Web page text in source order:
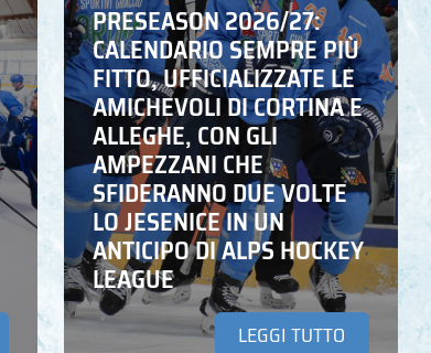
PRESEASON 2026/27:
CALENDARIO SEMPRE PIÙ
FITTO, UFFICIALIZZATE LE
AMICHEVOLI DI CORTINA E
ALLEGHE, CON GLI
AMPEZZANI CHE
SFIDERANNO DUE VOLTE
LO JESENICE IN UN
ANTICIPO DI ALPS HOCKEY
LEAGUE
LEGGI TUTTO